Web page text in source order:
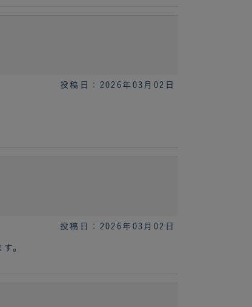
投稿日：2026年03月02日
投稿日：2026年03月02日
。